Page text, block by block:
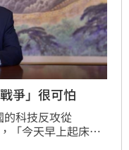
爭」很可怕
的科技反攻從
「今天早上起床，